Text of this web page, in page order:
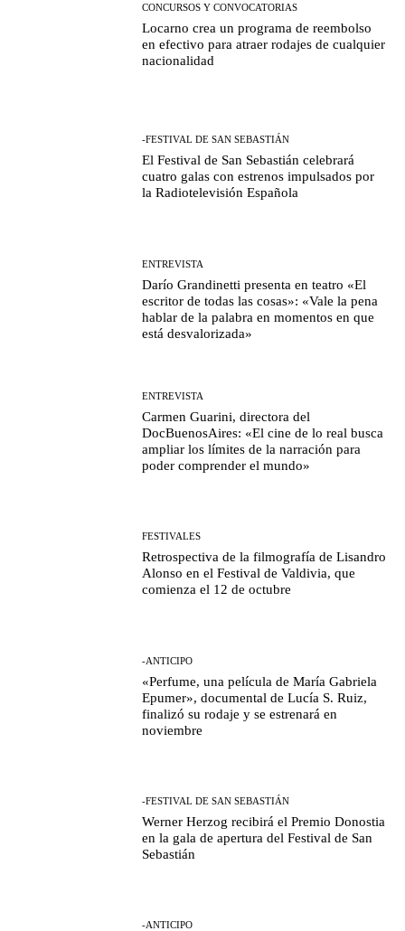
CONCURSOS Y CONVOCATORIAS
Locarno crea un programa de reembolso
en efectivo para atraer rodajes de cualquier
nacionalidad
-FESTIVAL DE SAN SEBASTIÁN
El Festival de San Sebastián celebrará
cuatro galas con estrenos impulsados por
la Radiotelevisión Española
ENTREVISTA
Darío Grandinetti presenta en teatro «El
escritor de todas las cosas»: «Vale la pena
hablar de la palabra en momentos en que
está desvalorizada»
ENTREVISTA
Carmen Guarini, directora del
DocBuenosAires: «El cine de lo real busca
ampliar los límites de la narración para
poder comprender el mundo»
FESTIVALES
Retrospectiva de la filmografía de Lisandro
Alonso en el Festival de Valdivia, que
comienza el 12 de octubre
-ANTICIPO
«Perfume, una película de María Gabriela
Epumer», documental de Lucía S. Ruiz,
finalizó su rodaje y se estrenará en
noviembre
-FESTIVAL DE SAN SEBASTIÁN
Werner Herzog recibirá el Premio Donostia
en la gala de apertura del Festival de San
Sebastián
-ANTICIPO